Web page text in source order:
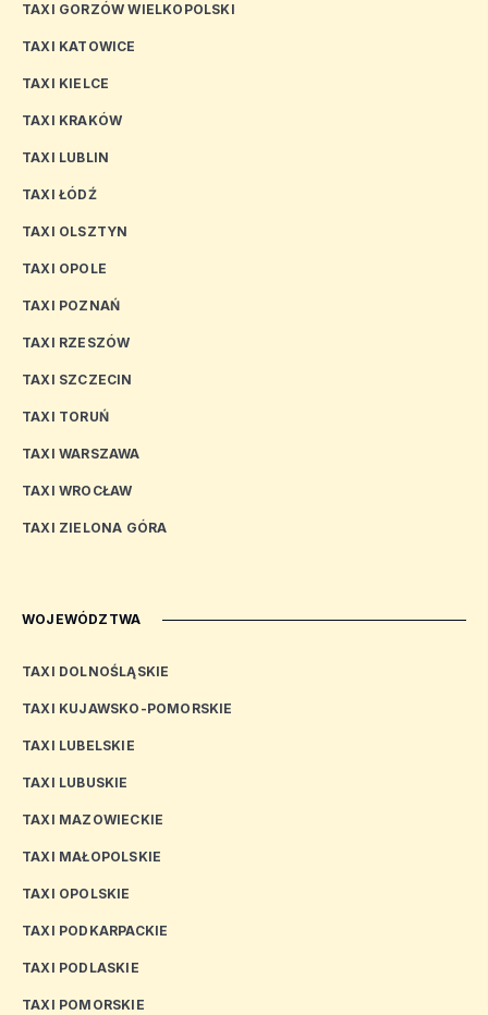
TAXI GORZÓW WIELKOPOLSKI
TAXI KATOWICE
TAXI KIELCE
TAXI KRAKÓW
TAXI LUBLIN
TAXI ŁÓDŹ
TAXI OLSZTYN
TAXI OPOLE
TAXI POZNAŃ
TAXI RZESZÓW
TAXI SZCZECIN
TAXI TORUŃ
TAXI WARSZAWA
TAXI WROCŁAW
TAXI ZIELONA GÓRA
WOJEWÓDZTWA
TAXI DOLNOŚLĄSKIE
TAXI KUJAWSKO-POMORSKIE
TAXI LUBELSKIE
TAXI LUBUSKIE
TAXI MAZOWIECKIE
TAXI MAŁOPOLSKIE
TAXI OPOLSKIE
TAXI PODKARPACKIE
TAXI PODLASKIE
TAXI POMORSKIE